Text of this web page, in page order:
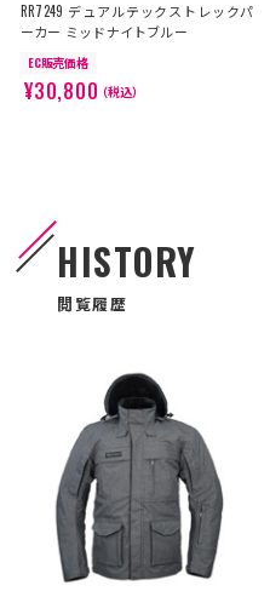
RR7249 デュアルテックストレックパ
ーカー ミッドナイトブルー
EC販売価格
¥30,800（税込）
HISTORY
閲覧履歴